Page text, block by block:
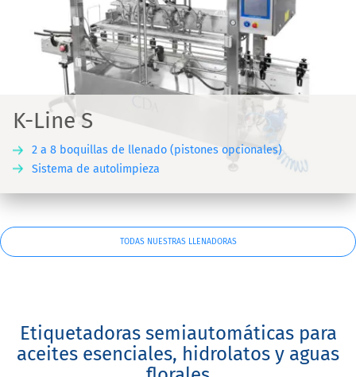
K-Line S
2 a 8 boquillas de llenado (pistones opcionales)
Sistema de autolimpieza
TODAS NUESTRAS LLENADORAS
Etiquetadoras semiautomáticas para
aceites esenciales, hidrolatos y aguas